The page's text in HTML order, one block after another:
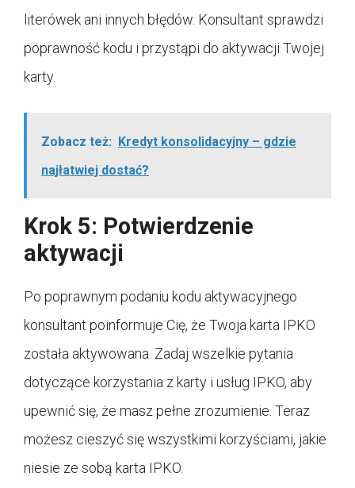
literówek ani innych błędów. Konsultant sprawdzi
poprawność kodu i przystąpi do aktywacji Twojej
karty.
Zobacz też: Kredyt konsolidacyjny – gdzie
najłatwiej dostać?
Krok 5: Potwierdzenie
aktywacji
Po poprawnym podaniu kodu aktywacyjnego
konsultant poinformuje Cię, że Twoja karta IPKO
została aktywowana. Zadaj wszelkie pytania
dotyczące korzystania z karty i usług IPKO, aby
upewnić się, że masz pełne zrozumienie. Teraz
możesz cieszyć się wszystkimi korzyściami, jakie
niesie ze sobą karta IPKO.